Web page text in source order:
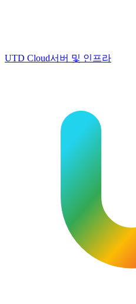
UTD Cloud서버 및 인프라